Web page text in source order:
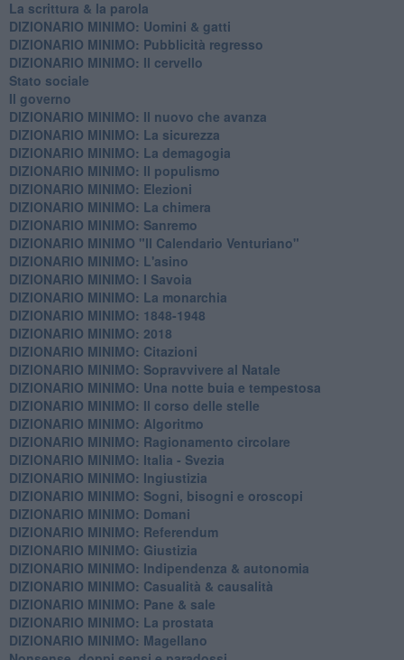
La scrittura & la parola
​DIZIONARIO MINIMO: Uomini & gatti
DIZIONARIO MINIMO: ​Pubblicità regresso
DIZIONARIO MINIMO: Il cervello
Stato sociale
Il governo
DIZIONARIO MINIMO: Il nuovo che avanza
DIZIONARIO MINIMO: La sicurezza
DIZIONARIO MINIMO: La demagogia
DIZIONARIO MINIMO: Il populismo
DIZIONARIO MINIMO: Elezioni
DIZIONARIO MINIMO: La chimera
DIZIONARIO MINIMO: Sanremo
DIZIONARIO MINIMO "Il Calendario Venturiano"
DIZIONARIO MINIMO: L'asino
DIZIONARIO MINIMO: I Savoia
DIZIONARIO MINIMO: La monarchia
DIZIONARIO MINIMO: 1848-1948
DIZIONARIO MINIMO: 2018
DIZIONARIO MINIMO: Citazioni
DIZIONARIO MINIMO: ​Sopravvivere al Natale
DIZIONARIO MINIMO: ​Una notte buia e tempestosa
DIZIONARIO MINIMO: Il corso delle stelle
DIZIONARIO MINIMO: Algoritmo
DIZIONARIO MINIMO: Ragionamento circolare
DIZIONARIO MINIMO: Italia - Svezia
DIZIONARIO MINIMO: ​Ingiustizia
DIZIONARIO MINIMO: ​Sogni, bisogni e oroscopi
DIZIONARIO MINIMO: Domani
DIZIONARIO MINIMO: Referendum
DIZIONARIO MINIMO: Giustizia
DIZIONARIO MINIMO: ​Indipendenza & autonomia
DIZIONARIO MINIMO: ​Casualità & causalità
​DIZIONARIO MINIMO: Pane & sale
DIZIONARIO MINIMO: La prostata
​DIZIONARIO MINIMO: Magellano